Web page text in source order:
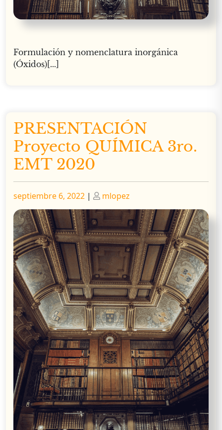
Formulación y nomenclatura inorgánica
(Óxidos)[...]
PRESENTACIÓN
Proyecto QUÍMICA 3ro.
EMT 2020
Publicado
septiembre 6, 2022 | Publicado
mlopez